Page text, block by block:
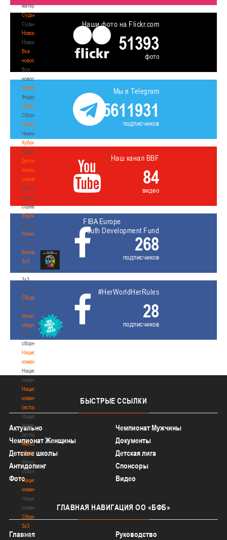
материалы
Судьи
Судьи
Новости
Новости
Все
новости
Все
новости
Федерация
Федерация
Сборные
Сборные
Чемпионат
Чемпионат
Кубок
Кубок
Детско-
юношеские
соревнования
Детско-
юношеские
соревнования
Еврокубки
Еврокубки
Разное
Разное
Баскетбол
3х3
Баскетбол
3х3
Лого[modid=121]
Сборные
Сборные
Мужские
сборные
Мужские
сборные
Национальная
команда
Национальная
команда
Национальная
команда
(история)
Национальная
команда
(история)
Женские
сборные
Женские
сборные
Национальная
команда
Национальная
команда
Сборные
3х3
Сборные
Наши фото на Flickr.com
51393
фото
Мы в Telegram
5611931
подписчиков
Наш канал BBF
84
видео
FIBA Europe
Youth Development Fund
268
подписчиков
#HerWorldHerRules
28
подписчиков
БЫСТРЫЕ ССЫЛКИ
Актуально
Чемпионат Мужчины
Чемпионат Женщины
Документы
Детские школы
Детская лига
Антидопинг
Спонсоры
Фото
Видео
ГЛАВНАЯ НАВИГАЦИЯ ОО «БФБ»
Главная Руководство